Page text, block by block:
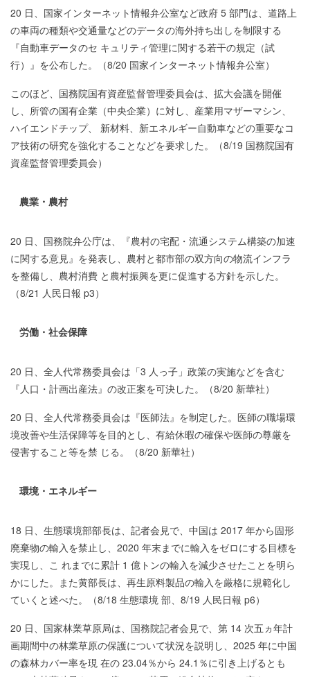
20 日、国家インターネット情報弁公室など政府 5 部門は、道路上
の車両の種類や交通量などのデータの海外持ち出しを制限する
『自動車データのセ キュリティ管理に関する若干の規定（試
行）』を公布した。（8/20 国家インターネット情報弁公室）
このほど、国務院国有資産監督管理委員会は、拡大会議を開催
し、所管の国有企業（中央企業）に対し、産業用マザーマシン、
ハイエンドチップ、 新材料、新エネルギー自動車などの重要なコ
ア技術の研究を強化することなどを要求した。（8/19 国務院国有
資産監督管理委員会）
農業・農村
20 日、国務院弁公庁は、『農村の宅配・流通システム構築の加速
に関する意見』を発表し、農村と都市部の双方向の物流インフラ
を整備し、農村消費 と農村振興を更に促進する方針を示した。
（8/21 人民日報 p3）
労働・社会保障
20 日、全人代常務委員会は「3 人っ子」政策の実施などを含む
『人口・計画出産法』の改正案を可決した。（8/20 新華社）
20 日、全人代常務委員会は『医師法』を制定した。医師の職場環
境改善や生活保障等を目的とし、有給休暇の確保や医師の尊厳を
侵害すること等を禁 じる。（8/20 新華社）
環境・エネルギー
18 日、生態環境部部長は、記者会見で、中国は 2017 年から固形
廃棄物の輸入を禁止し、2020 年末までに輸入をゼロにする目標を
実現し、こ れまでに累計 1 億トンの輸入を減少させたことを明ら
かにした。また黄部長は、再生原料製品の輸入を厳格に規範化し
ていくと述べた。（8/18 生態環境 部、8/19 人民日報 p6）
20 日、国家林業草原局は、国務院記者会見で、第 14 次五ヵ年計
画期間中の林業草原の保護について状況を説明し、2025 年に中国
の森林カバー率を現 在の 23.04％から 24.1％に引き上げるとも